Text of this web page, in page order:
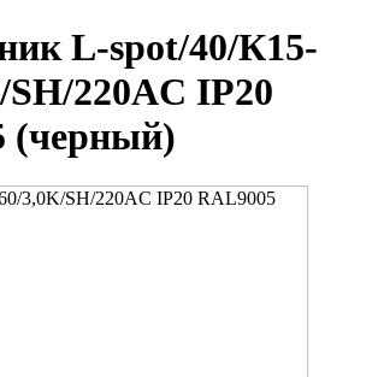
L-spot/40/К15-
220AC IP20
(черный)